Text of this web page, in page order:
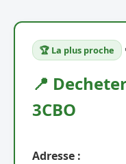
🏆 La plus proche
📍
3CBO
Adresse :